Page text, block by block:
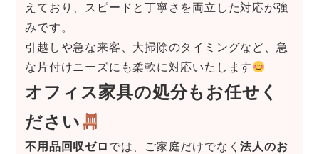
えており、スピードと丁寧さを両立した対応が強
みです。
引越しや急な来客、大掃除のタイミングなど、急
な片付けニーズにも柔軟に対応いたします
オフィス家具の処分もお任せく
ださい
不用品回収ゼロ では、ご家庭だけでなく法人のお